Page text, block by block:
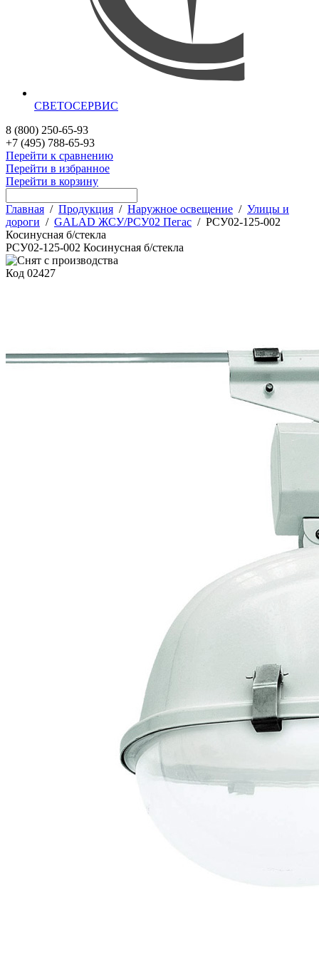
СВЕТОСЕРВИС
8 (800) 250-65-93
+7 (495) 788-65-93
Перейти к сравнению
Перейти в избранное
Перейти в корзину
Главная / Продукция / Наружное освещение / Улицы и
дороги / GALAD ЖСУ/РСУ02 Пегас / РСУ02-125-002
Косинусная б/стекла
РСУ02-125-002 Косинусная б/стекла
Код 02427